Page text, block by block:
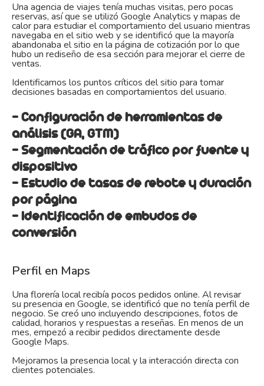
Una agencia de viajes tenía muchas visitas, pero pocas
reservas, así que se utilizó Google Analytics y mapas de
calor para estudiar el comportamiento del usuario mientras
navegaba en el sitio web y se identificó que la mayoría
abandonaba el sitio en la página de cotización por lo que
hubo un rediseño de esa sección para mejorar el cierre de
ventas.
Identificamos los puntos críticos del sitio para tomar
decisiones basadas en comportamientos del usuario.
- Configuración de herramientas de
análisis (GA, GTM)
- Segmentación de tráfico por fuente y
dispositivo
- Estudio de tasas de rebote y duración
por página
- Identificación de embudos de
conversión
Perfil en Maps
Una florería local recibía pocos pedidos online. Al revisar
su presencia en Google, se identificó que no tenía perfil de
negocio. Se creó uno incluyendo descripciones, fotos de
calidad, horarios y respuestas a reseñas. En menos de un
mes, empezó a recibir pedidos directamente desde
Google Maps.
Mejoramos la presencia local y la interacción directa con
clientes potenciales.